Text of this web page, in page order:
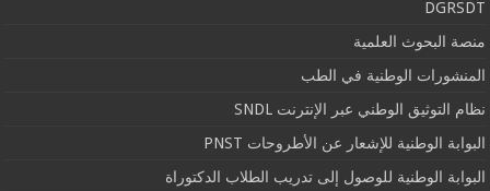
DGRSDT
منصة البحوث العلمية
المنشورات الوطنية في الطب
نظام التوثيق الوطني عبر الإنترنت SNDL
البوابة الوطنية للإشعار عن الأطروحات PNST
البوابة الوطنية للوصول إلى تدريب الطلاب الدكتوراة